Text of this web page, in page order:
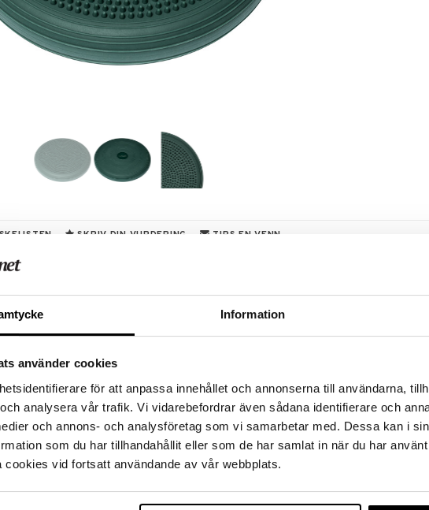
Information
använder cookies
för att anpassa innehållet och annonserna till användarna,
analysera vår trafik. Vi vidarebefordrar även sådana identifierare och
och annons- och analysföretag som vi samarbetar med. Dessa kan i
som du har tillhandahållit eller som de har samlat in när du har
cookies vid fortsatt användande av vår webbplats.
SKRIV DIN VURDERING TIPS EN VENN
å klikke hjem kuppene!
Akkurat nå fylles varehuset med fantastiske utsalgspriser på
masse spennende produkter.
favorittproduktene dine kan fort gå tom!
TIL SALGET »
Et treningsredskap som er designet for å bygge styrke og stabilitet.
dine favorittøvelser mer utfordrende, perfekt for øvelser som
Balance board
419